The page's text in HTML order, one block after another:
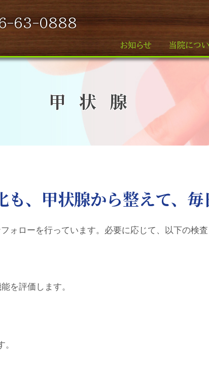
63-0888
お知らせ 当院につ
甲 状 腺
も、甲状腺から整えて、
ォローを行っています。必要に応じて、以下の検
を評価します。